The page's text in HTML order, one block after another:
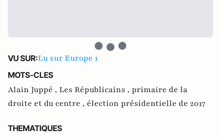
VU SUR:Lu sur Europe 1
MOTS-CLES
Alain Juppé , Les Républicains , primaire de la
droite et du centre , élection présidentielle de 2017
THEMATIQUES